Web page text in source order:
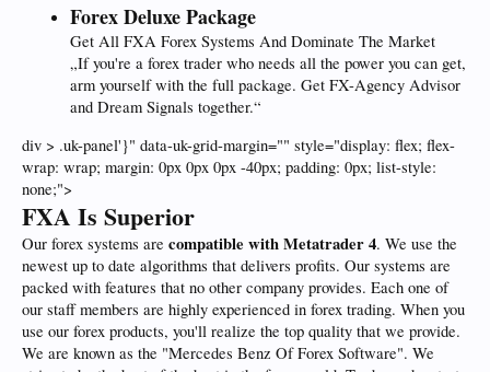
Forex Deluxe Package
Get All FXA Forex Systems And Dominate The Market
„If you're a forex trader who needs all the power you can get,
arm yourself with the full package. Get FX-Agency Advisor
and Dream Signals together.“
div > .uk-panel'}" data-uk-grid-margin="" style="display: flex; flex-
wrap: wrap; margin: 0px 0px 0px -40px; padding: 0px; list-style:
none;">
FXA Is Superior
Our forex systems are compatible withMetatrader 4. We use the
newest up to date algorithms that delivers profits. Our systems are
packed with features that no other company provides. Each one of
our staff members are highly experienced in forex trading. When you
use our forex products, you'll realize the top quality that we provide.
We are known as the "Mercedes Benz Of Forex Software". We